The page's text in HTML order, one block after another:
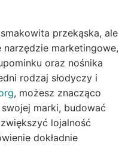
przekąska, ale
marketingowe,
oraz nośnika
rodzaj słodyczy i
, możesz znacząco
marki, budować
lojalność
dokładnie